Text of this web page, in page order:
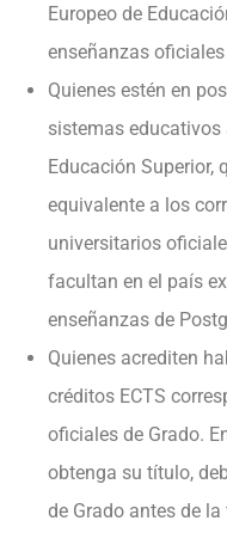
Europeo de
enseñanzas
Quienes estén en
sistemas educativos
Educación Superior,
equivalente a los
universitarios
facultan en el país
enseñanzas de
Quienes acrediten
créditos ECTS
oficiales de Grado.
obtenga su título,
de Grado antes de